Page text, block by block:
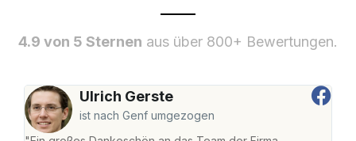
4.9 von 5 Sternen aus über 800+ Bewertungen.
Ulrich Gerste
ist nach Genf umgezogen